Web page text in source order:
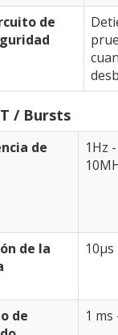
de
/ Bursts
de
1Hz -
de la
10μs
de
1 ms